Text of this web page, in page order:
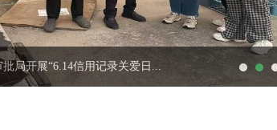
局开展“6.14信用记录关爱日...